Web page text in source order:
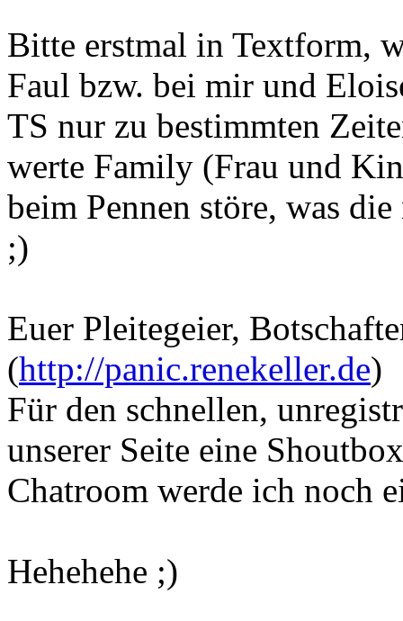
Bitte erstmal in Textform,
Faul bzw. bei mir und
TS nur zu bestimmten
werte Family (Frau und
beim Pennen störe, was
;)
Euer Pleitegeier,
(http://panic.renekeller.de)
Für den schnellen,
unserer Seite eine
Chatroom werde ich noch
Hehehehe ;)